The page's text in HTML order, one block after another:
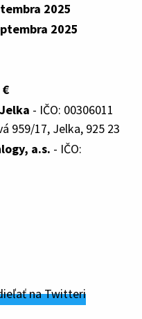
2025
2025
- IČO: 00306011
959/17, Jelka, 925 23
a.s. - IČO: